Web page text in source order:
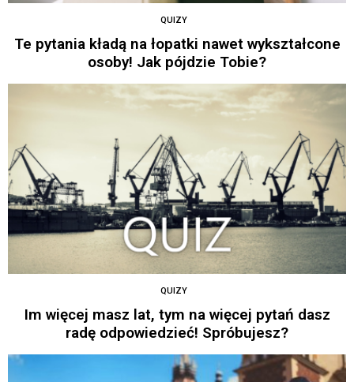
QUIZY
Te pytania kładą na łopatki nawet wykształcone
osoby! Jak pójdzie Tobie?
QUIZY
Im więcej masz lat, tym na więcej pytań dasz
radę odpowiedzieć! Spróbujesz?